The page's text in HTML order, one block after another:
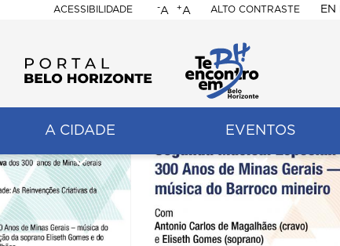
ACESSIBILIDADE
BELO
HORIZONTE
-A +A ALTO CONTRASTE EN
A CIDADE EVENTOS